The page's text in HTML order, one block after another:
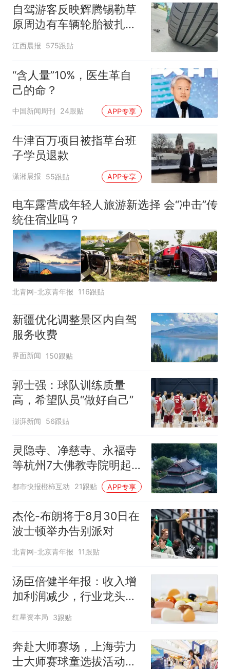
自驾游客反映辉腾锡勒草
原周边有车辆轮胎被扎，
修理店铺换胎价格高达千
江西晨报 575跟贴
“含人量”10%，医生革自
己的命？
中国新闻周刊 24跟贴 APP专享
牛津百万项目被指草台班
子学员退款
潇湘晨报 55跟贴 APP专享
电车露营成年轻人旅游新选择 会“冲击”传
统住宿业吗？
北青网-北京青年报 116跟贴
新疆优化调整景区内自驾
服务收费
界面新闻 150跟贴
郭士强：球队训练质量
高，希望队员“做好自己”
澎湃新闻 56跟贴
灵隐寺、净慈寺、永福寺
等杭州7大佛教寺院明起
临时关闭，别跑空了
都市快报橙柿互动 21跟贴 APP专享
杰伦-布朗将于8月30日在
波士顿举办告别派对
北青网-北京青年报 11跟贴
汤臣倍健半年报：收入增
加利润减少，行业龙头的
AB面
红星资本局 3跟贴
奔赴大师赛场，上海劳力
士大师赛球童选拔活动启